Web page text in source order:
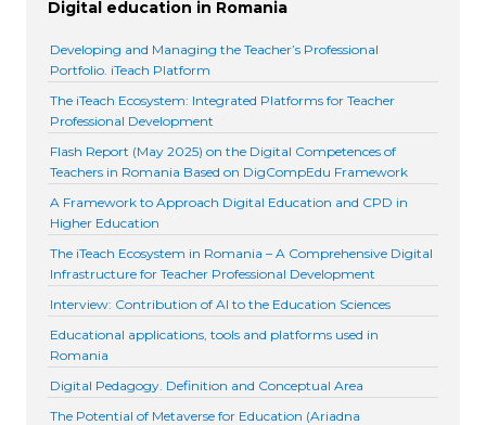
Digital education in Romania
Developing and Managing the Teacher’s Professional
Portfolio. iTeach Platform
The iTeach Ecosystem: Integrated Platforms for Teacher
Professional Development
Flash Report (May 2025) on the Digital Competences of
Teachers in Romania Based on DigCompEdu Framework
A Framework to Approach Digital Education and CPD in
Higher Education
The iTeach Ecosystem in Romania – A Comprehensive Digital
Infrastructure for Teacher Professional Development
Interview: Contribution of AI to the Education Sciences
Educational applications, tools and platforms used in
Romania
Digital Pedagogy. Definition and Conceptual Area
The Potential of Metaverse for Education (Ariadna